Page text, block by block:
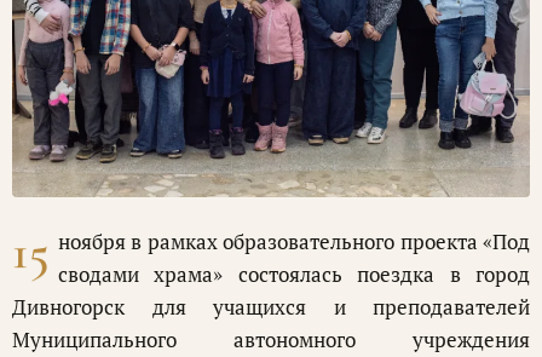
15 ноября в рамках образовательного проекта «Под
сводами храма» состоялась поездка в город
Дивногорск для учащихся и преподавателей
Муниципального автономного учреждения